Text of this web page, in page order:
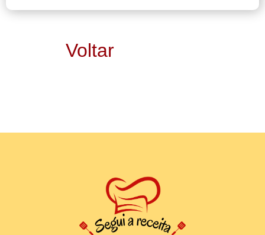
Voltar